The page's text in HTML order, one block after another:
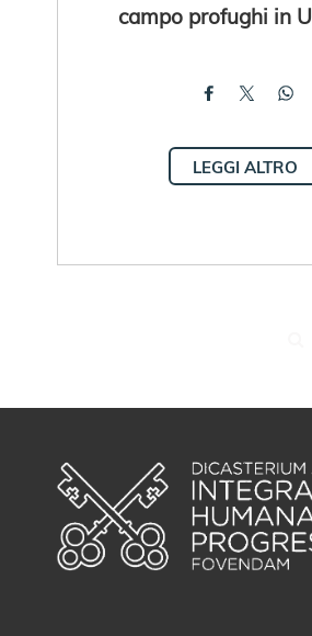
campo profughi in
LEGGI ALTRO